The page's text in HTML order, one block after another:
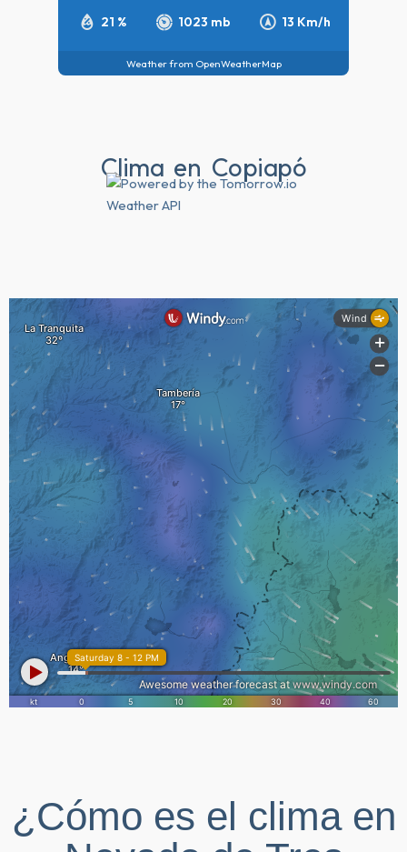
21 % 1023 mb 13 Km/h
Weather from OpenWeatherMap
Clima en Copiapó
¿Cómo es el clima en